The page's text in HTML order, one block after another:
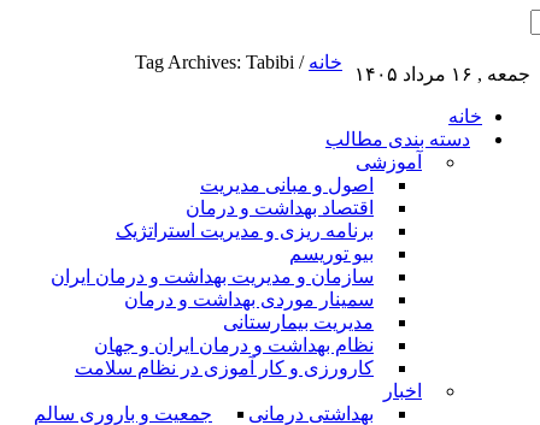
جمعه , ۱۶ مرداد ۱۴۰۵
خانه
دسته بندی مطالب
آموزشی
اصول و مبانی مدیریت
اقتصاد بهداشت و درمان
برنامه ریزی و مدیریت استراتژیک
بیو توریسم
سازمان و مدیریت بهداشت و درمان ایران
سمینار موردی بهداشت و درمان
مدیریت بیمارستانی
نظام بهداشت و درمان ایران و جهان
کارورزی و کار آموزی در نظام سلامت
اخبار
بهداشتی درمانی
جمعیت و باروری سالم
خانه /
Tag Archives: Tabibi